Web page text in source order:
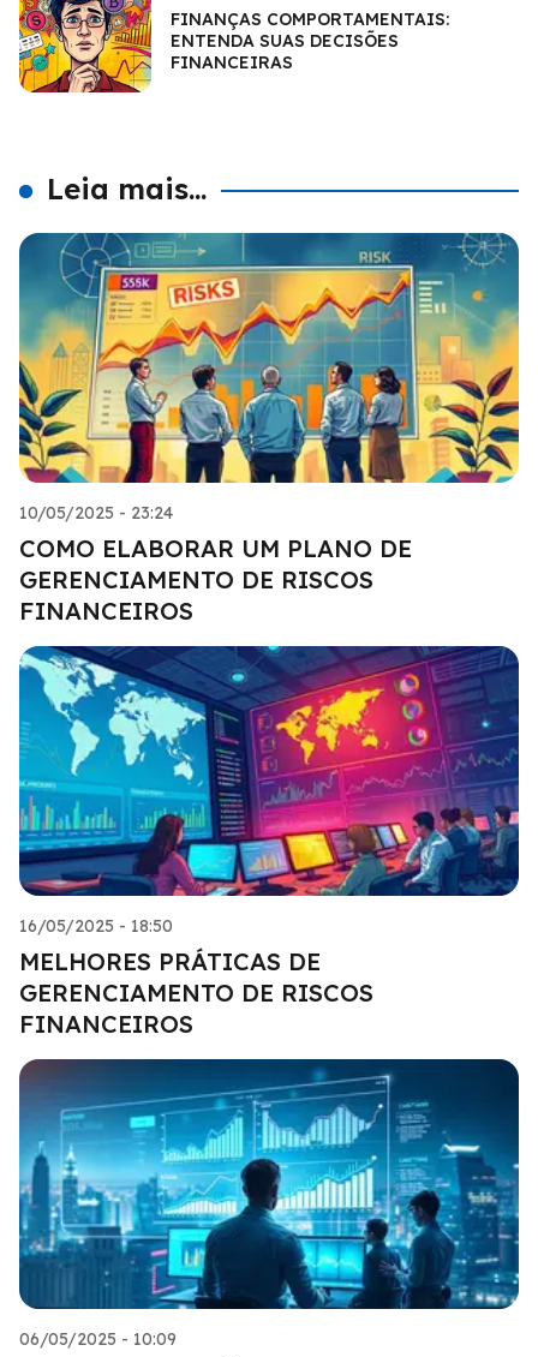
FINANÇAS COMPORTAMENTAIS:
ENTENDA SUAS DECISÕES
FINANCEIRAS
Leia mais...
10/05/2025 - 23:24
COMO ELABORAR UM PLANO DE
GERENCIAMENTO DE RISCOS
FINANCEIROS
16/05/2025 - 18:50
MELHORES PRÁTICAS DE
GERENCIAMENTO DE RISCOS
FINANCEIROS
06/05/2025 - 10:09